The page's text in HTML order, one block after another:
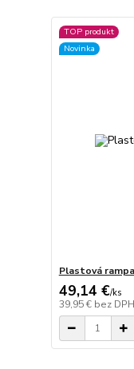
TOP produkt
Novinka
Plastová
49,14 €/ks
39,95 € bez DPH